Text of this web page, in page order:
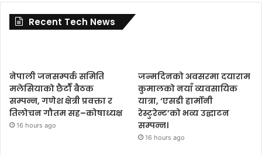
Recent Tech News
नेपाली जनसम्पर्क समिति
मलेसियाको छैटौँ बैठक
सम्पन्न, गणेश क्षेत्री प्रवक्ता र
तिलोचन गौतम सह–कोषाध्यक्ष
16 hours ago
जन्मदिनको अवसरमा दयाराम
कुमालको नयाँ व्यवसायिक
यात्रा, ‘एसडी हार्मोनी
रेस्टुरेन्ट’को भव्य उद्घाटन
सम्पन्न।
16 hours ago